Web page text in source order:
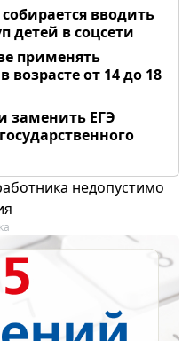
вводить
детей в соцсети
применять
от 14 до 18
заменить ЕГЭ
недопустимо